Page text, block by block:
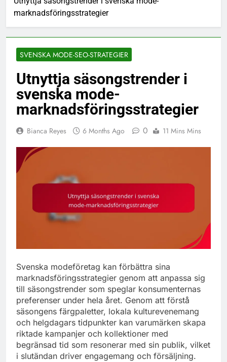
marknadsföringsstrategier
SVENSKA MODE-SEO-STRATEGIER
Utnyttja säsongstrender i
svenska mode-
marknadsföringsstrategier
Bianca Reyes 6 Months Ago 0 11 Mins Mins
Svenska modeföretag kan förbättra sina
marknadsföringsstrategier genom att anpassa sig
till säsongstrender som speglar konsumenternas
preferenser under hela året. Genom att förstå
säsongens färgpaletter, lokala kulturevenemang
och helgdagars tidpunkter kan varumärken skapa
riktade kampanjer och kollektioner med
begränsad tid som resonerar med sin publik, vilket
i slutändan driver engagemang och försäljning.